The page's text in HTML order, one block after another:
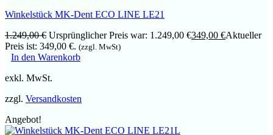
Winkelstück MK-Dent ECO LINE LE21
1.249,00€ Ursprünglicher Preis war: 1.249,00 €349,00 €Aktueller
Preis ist: 349,00 €. (zzgl. MwSt)
In den Warenkorb
exkl. MwSt.
zzgl. Versandkosten
Angebot!